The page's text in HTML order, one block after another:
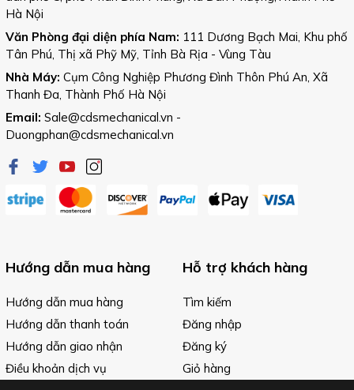
Hà Nội
Văn Phòng đại diện phía Nam: 111 Dương Bạch Mai, Khu phố
Tân Phú, Thị xã Phỹ Mỹ, Tỉnh Bà Rịa - Vùng Tàu
Nhà Máy: Cụm Công Nghiệp Phương Đình Thôn Phú An, Xã
Thanh Đa, Thành Phố Hà Nội
Email: Sale@cdsmechanical.vn -
Duongphan@cdsmechanical.vn
Hướng dẫn mua hàng
Hướng dẫn mua hàng
Hướng dẫn thanh toán
Hướng dẫn giao nhận
Điều khoản dịch vụ
Hỗ trợ khách hàng
Tìm kiếm
Đăng nhập
Đăng ký
Giỏ hàng